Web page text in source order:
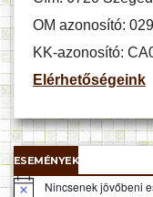
OM azonosító:
KK-azonosító:
Elérhetőségeink
ESEMÉNYEK
N Nincsenek jövőbeni